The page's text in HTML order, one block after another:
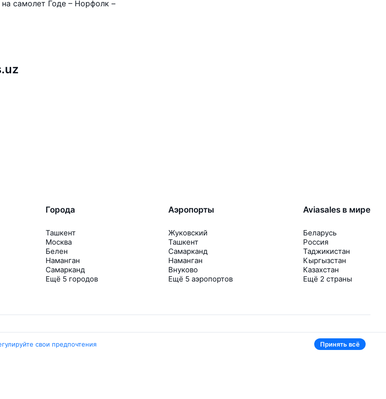
самолет Годе – Норфолк –
Города
Ташкент
Москва
Белен
Наманган
Самарканд
Ещё 5 городов
Аэропорты
Жуковский
Ташкент
Самарканд
Наманган
Внуково
Ещё 5 аэропортов
Aviasales в мире
Беларусь
Россия
Таджикистан
Кыргызстан
Казахстан
Ещё 2 страны
свои предпочтения Принять всё